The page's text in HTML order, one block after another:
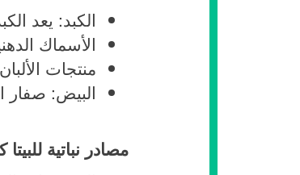
الكبد: يعد
الأسماك
منتجات
البيض: صفار
مصادر نباتية للبيتا